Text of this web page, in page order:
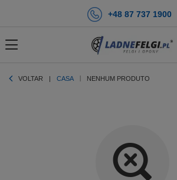
+48 87 737 1900
VOLTAR CASA NENHUM PRODUTO